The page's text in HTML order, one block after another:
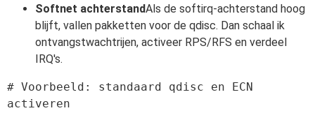
Softnet achterstandAls de softirq-achterstand hoog
blijft, vallen pakketten voor de qdisc. Dan schaal ik
ontvangstwachtrijen, activeer RPS/RFS en verdeel
IRQ's.
# Voorbeeld: standaard qdisc en ECN
activeren